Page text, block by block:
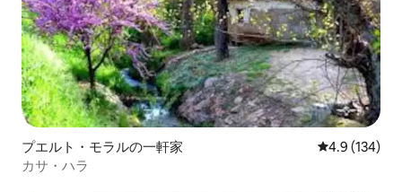
プエルト・モラルの一軒家 レビュー134
4.9 (134)
カサ・ハラ